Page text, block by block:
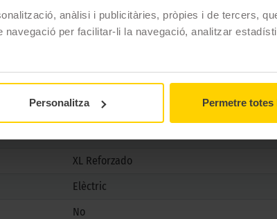
anàlisi i publicitàries, pròpies i de tercers,
per facilitar-li la navegació, analitzar
Personalitza Permetre totes
Estiu
No
XL Reforzado
Elèctric
No